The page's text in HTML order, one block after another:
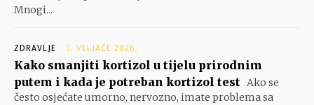
Mnogi...
ZDRAVLJE 3. VELJAČE 2026.
Kako smanjiti kortizol u tijelu prirodnim
putem i kada je potreban kortizol test Ako se
često osjećate umorno, nervozno, imate problema sa